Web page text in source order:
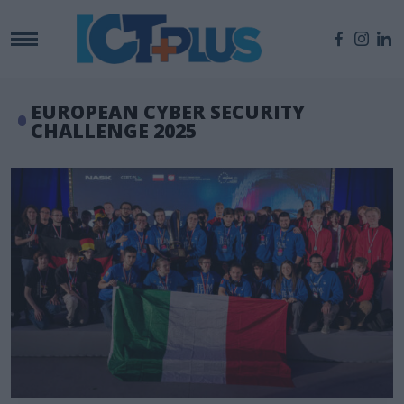
EUROPEAN CYBER SECURITY
CHALLENGE 2025